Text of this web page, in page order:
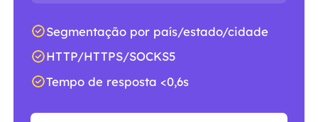
Segmentação por país/estado/cidade
HTTP/HTTPS/SOCKS5
Tempo de resposta <0,6s